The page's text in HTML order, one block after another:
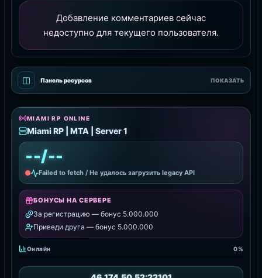
◫ Панель ресурсов ПОКАЗАТЬ
MIAMI RP ONLINE
Miami RP | MTA | Server 1
--/--
Failed to fetch / Не удалось загрузить legacy API
БОНУСЫ НА СЕРВЕРЕ
За регистрацию — бонус 5.000.000
Приведи друга — бонус 5.000.000
Онлайн 0%
Добавление комментариев сейчас
недоступно для текущего пользователя.